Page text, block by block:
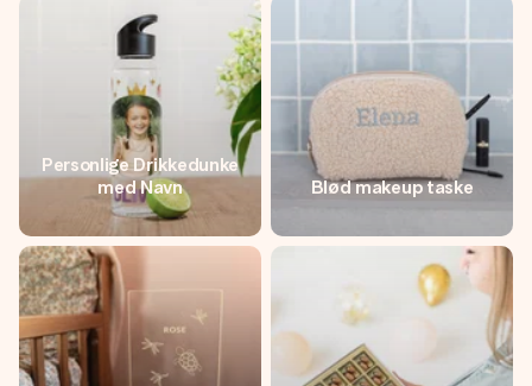
Personlige Drikkedunke
med Navn
Blød makeup taske